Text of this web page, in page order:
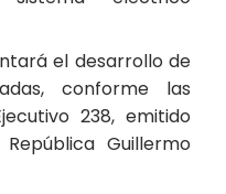
el desarrollo de
conforme las
238, emitido
Guillermo